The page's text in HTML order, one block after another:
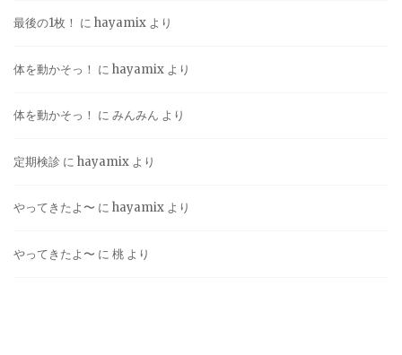
最後の1枚！ に hayamix より
体を動かそっ！ に hayamix より
体を動かそっ！ に みんみん より
定期検診 に hayamix より
やってきたよ〜 に hayamix より
やってきたよ〜 に 桃 より